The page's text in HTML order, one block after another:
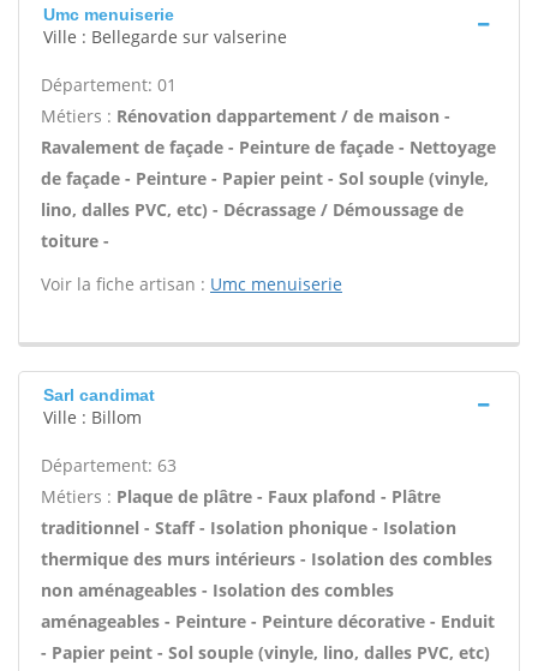
Umc menuiserie
Ville : Bellegarde sur valserine
Département: 01
Métiers : Rénovation dappartement / de maison -
Ravalement de façade - Peinture de façade - Nettoyage
de façade - Peinture - Papier peint - Sol souple (vinyle,
lino, dalles PVC, etc) - Décrassage / Démoussage de
toiture -
Voir la fiche artisan : Umc menuiserie
Sarl candimat
Ville : Billom
Département: 63
Métiers : Plaque de plâtre - Faux plafond - Plâtre
traditionnel - Staff - Isolation phonique - Isolation
thermique des murs intérieurs - Isolation des combles
non aménageables - Isolation des combles
aménageables - Peinture - Peinture décorative - Enduit
- Papier peint - Sol souple (vinyle, lino, dalles PVC, etc)